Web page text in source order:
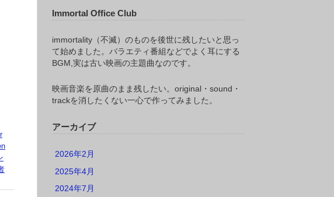
Immortal Office Club
immortality（不滅）のものを後世に残したいと思っ
て始めました。バラエティ番組などでよく耳にする
BGM,実は古い映画の主題曲なのです。
映画音楽を原曲のまま残したい。original・sound・
trackを消したくない一心で作ってみました。
アーカイブ
2026年2月
2025年4月
2024年7月